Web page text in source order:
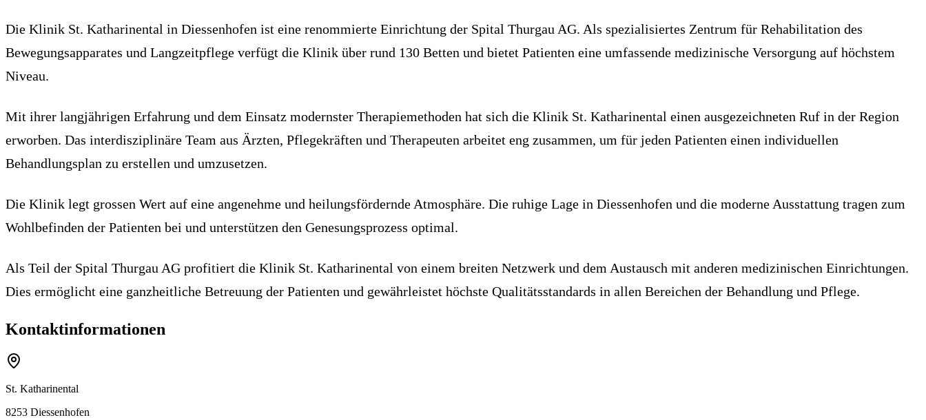
Die Klinik St. Katharinental in Diessenhofen ist eine renommierte Einrichtung der Spital Thurgau AG. Als spezialisiertes Zentrum für Rehabilitation des
Bewegungsapparates und Langzeitpflege verfügt die Klinik über rund 130 Betten und bietet Patienten eine umfassende medizinische Versorgung auf höchstem
Niveau.
Mit ihrer langjährigen Erfahrung und dem Einsatz modernster Therapiemethoden hat sich die Klinik St. Katharinental einen ausgezeichneten Ruf in der Region
erworben. Das interdisziplinäre Team aus Ärzten, Pflegekräften und Therapeuten arbeitet eng zusammen, um für jeden Patienten einen individuellen
Behandlungsplan zu erstellen und umzusetzen.
Die Klinik legt grossen Wert auf eine angenehme und heilungsfördernde Atmosphäre. Die ruhige Lage in Diessenhofen und die moderne Ausstattung tragen zum
Wohlbefinden der Patienten bei und unterstützen den Genesungsprozess optimal.
Als Teil der Spital Thurgau AG profitiert die Klinik St. Katharinental von einem breiten Netzwerk und dem Austausch mit anderen medizinischen Einrichtungen.
Dies ermöglicht eine ganzheitliche Betreuung der Patienten und gewährleistet höchste Qualitätsstandards in allen Bereichen der Behandlung und Pflege.
Kontaktinformationen
St. Katharinental
8253 Diessenhofen